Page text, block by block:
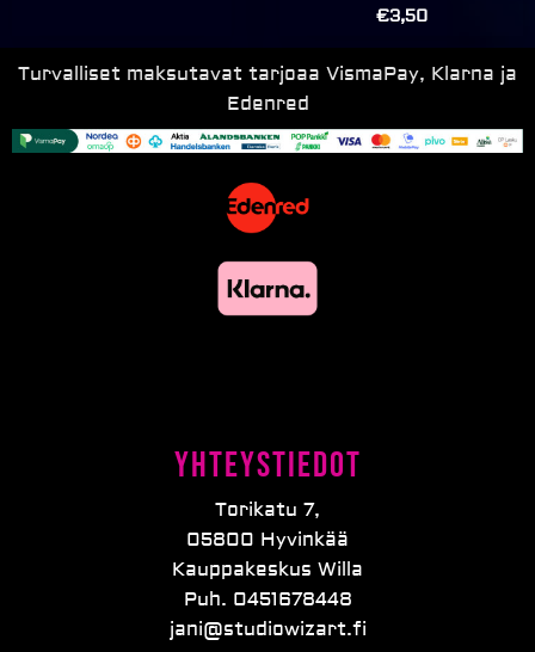
€3,50
Turvalliset maksutavat tarjoaa VismaPay, Klarna ja
Edenred
Yhteystiedot
Torikatu 7,
05800 Hyvinkää
Kauppakeskus Willa
Puh. 0451678448
jani@studiowizart.fi